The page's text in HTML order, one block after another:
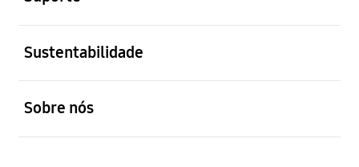
Sustentabilidade
Sobre nós